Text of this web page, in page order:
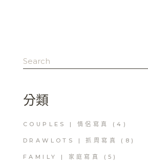
Search
for:
分類
COUPLES | 情侶寫真 (4)
DRAWLOTS | 抓周寫真 (8)
FAMILY | 家庭寫真 (5)